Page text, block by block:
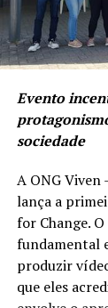
Evento
sociedade
A ONG Viven
lança a
for Change.
fundamental
produzir
que eles